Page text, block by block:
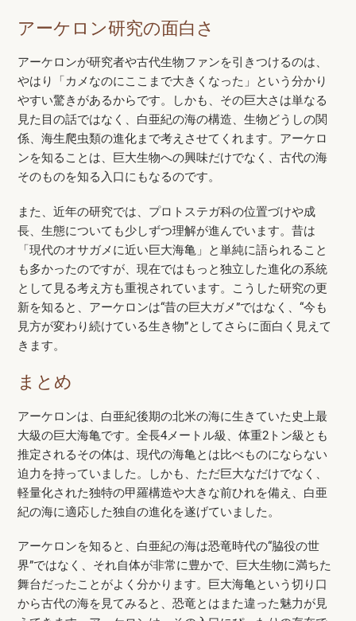
アーケロン研究の面白さ
アーケロンが研究者や古代生物ファンを引きつけるのは、
やはり「カメなのにここまで大きくなった」という分かり
やすい驚きがあるからです。しかも、その巨大さは単なる
見た目の話ではなく、白亜紀の海の構造、生物どうしの関
係、海生爬虫類の進化まで考えさせてくれます。アーケロ
ンを知ることは、巨大生物への興味だけでなく、古代の海
そのものを知る入口にもなるのです。
また、近年の研究では、プロトステガ科の位置づけや成
長、生態についても少しずつ理解が進んでいます。昔は
「現代のオサガメに近い巨大海亀」と単純に語られること
も多かったのですが、現在ではもっと独立した進化の系統
として見る考え方も重視されています。こうした研究の更
新を知ると、アーケロンは“昔の巨大ガメ”ではなく、“今も
見方が変わり続けている生き物”としてさらに面白く見えて
きます。
まとめ
アーケロンは、白亜紀後期の北米の海に生きていた史上最
大級の巨大海亀です。全長4メートル級、体重2トン級とも
推定されるその体は、現代の海亀とは比べものにならない
迫力を持っていました。しかも、ただ巨大なだけでなく、
軽量化された独特の甲羅構造や大きな前ひれを備え、白亜
紀の海に適応した独自の進化を遂げていました。
アーケロンを知ると、白亜紀の海は恐竜時代の“脇役の世
界”ではなく、それ自体が非常に豊かで、巨大生物に満ちた
舞台だったことがよく分かります。巨大海亀という切り口
から古代の海を見てみると、恐竜とはまた違った魅力が見